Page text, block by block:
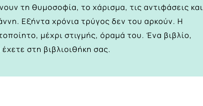
τη θυμοσοφία, το χάρισμα, τις αντιφάσεις και
Εξήντα χρόνια τρύγος δεν του αρκούν. Η
μέχρι στιγμής, όραμά του. Ένα βιβλίο,
στη βιβλιοιθήκη σας.